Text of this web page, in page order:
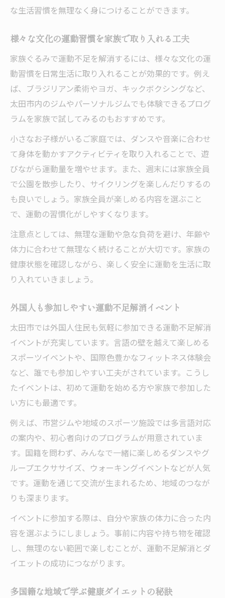
な生活習慣を無理なく身につけることができます。
様々な文化の運動習慣を家族で取り入れる工夫
家族ぐるみで運動不足を解消するには、様々な文化の運
動習慣を日常生活に取り入れることが効果的です。例え
ば、ブラジリアン柔術やヨガ、キックボクシングなど、
太田市内のジムやパーソナルジムでも体験できるプログ
ラムを家族で試してみるのもおすすめです。
小さなお子様がいるご家庭では、ダンスや音楽に合わせ
て身体を動かすアクティビティを取り入れることで、遊
びながら運動量を増やせます。また、週末には家族全員
で公園を散歩したり、サイクリングを楽しんだりするの
も良いでしょう。家族全員が楽しめる内容を選ぶこと
で、運動の習慣化がしやすくなります。
注意点としては、無理な運動や急な負荷を避け、年齢や
体力に合わせて無理なく続けることが大切です。家族の
健康状態を確認しながら、楽しく安全に運動を生活に取
り入れていきましょう。
外国人も参加しやすい運動不足解消イベント
太田市では外国人住民も気軽に参加できる運動不足解消
イベントが充実しています。言語の壁を越えて楽しめる
スポーツイベントや、国際色豊かなフィットネス体験会
など、誰でも参加しやすい工夫がされています。こうし
たイベントは、初めて運動を始める方や家族で参加した
い方にも最適です。
例えば、市営ジムや地域のスポーツ施設では多言語対応
の案内や、初心者向けのプログラムが用意されていま
す。国籍を問わず、みんなで一緒に楽しめるダンスやグ
ループエクササイズ、ウォーキングイベントなどが人気
です。運動を通じて交流が生まれるため、地域のつなが
りも深まります。
イベントに参加する際は、自分や家族の体力に合った内
容を選ぶようにしましょう。事前に内容や持ち物を確認
し、無理のない範囲で楽しむことが、運動不足解消とダ
イエットの成功につながります。
多国籍な地域で学ぶ健康ダイエットの秘訣